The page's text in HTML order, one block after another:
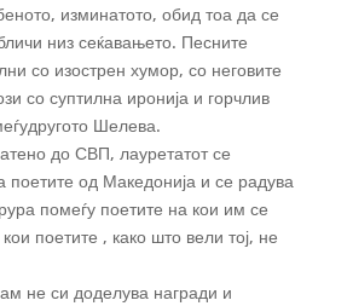
изминатото, обид тоа да се
низ сеќавањето. Песните
со изострен хумор, со неговите
со суптилна иронија и горчлив
Шелева.
до СВП, лауретатот се
поетите од Македонија и се радува
помеѓу поетите на кои им се
поетите , како што вели тој, не
не си доделува награди и